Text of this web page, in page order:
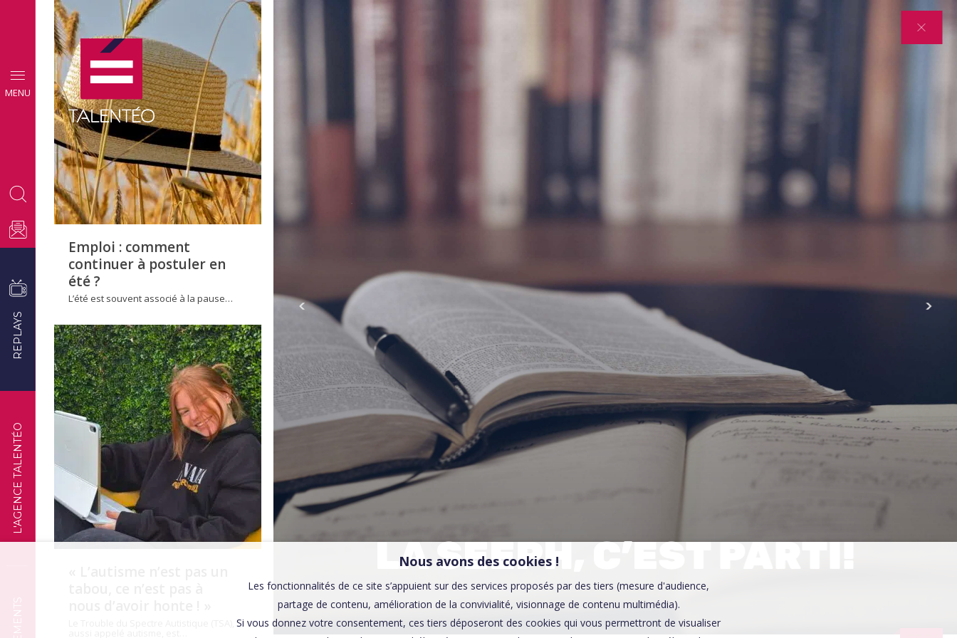
MENU
L'AGENCE TALENTÉO
REPLAYS
CONSEILS
EMPLOI
Emploi : comment
continuer à postuler en
été ?
L’été est souvent associé à la pause…
TÉMOIGNAGES
LA SEEPH, C’EST PARTI!
Affaires sensibles
00:00
Nous avons des cookies !
Les fonctionnalités de ce site s’appuient sur des services proposés par des tiers (mesure d'audience,
partage de contenu, amélioration de la convivialité, visionnage de contenu multimédia).
Si vous donnez votre consentement, ces tiers déposeront des cookies qui vous permettront de visualiser